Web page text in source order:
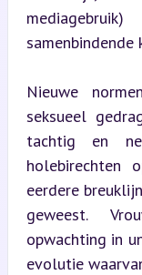
samenbindende
Nieuwe
seksueel
tachtig en
holebirechten
eerdere
geweest.
opwachting in
evolutie